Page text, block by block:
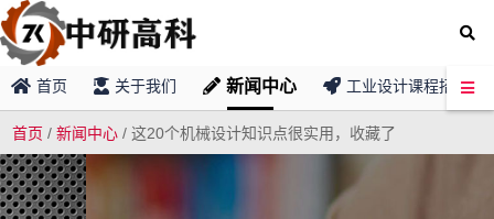
首页 关于我们 新闻中心 工业设计课程招募
首页 /新闻中心 /这20个机械设计知识点很实用，收藏了